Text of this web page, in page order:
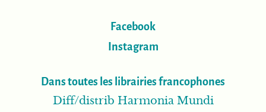
Facebook
Instagram
Dans toutes les librairies francophones
Diff/distrib Harmonia Mundi